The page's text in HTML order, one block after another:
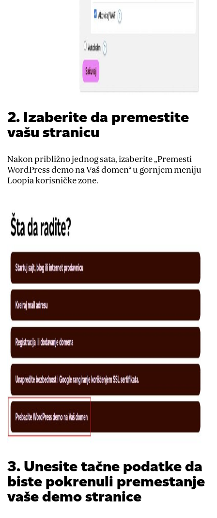
2. Izaberite da premestite
vašu stranicu
Nakon približno jednog sata, izaberite „Premesti
WordPress demo na Vaš domen“ u gornjem meniju
Loopia korisničke zone.
3. Unesite tačne podatke da
biste pokrenuli premestanje
vaše demo stranice